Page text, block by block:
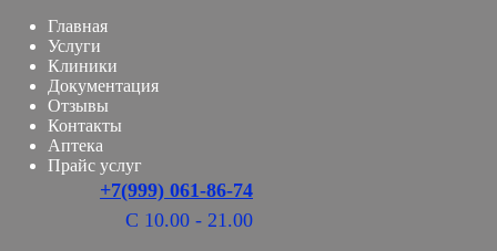
Главная
Услуги
Клиники
Документация
Отзывы
Контакты
Аптека
Прайс услуг
+7(999) 061-86-74
С 10.00 - 21.00